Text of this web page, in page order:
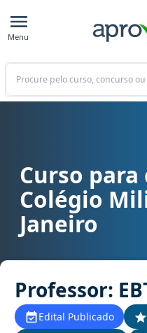
Menu
Buscar
Curso para concurso Colégio
Curso
Colégio
Janeiro
Professor:
Edital Publicado